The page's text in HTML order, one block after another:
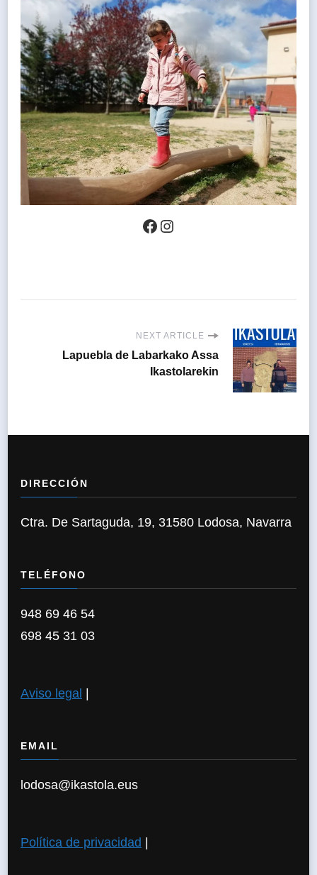
Facebook
Instagram
NEXT ARTICLE
Lapuebla de Labarkako Assa
Ikastolarekin
DIRECCIÓN
Ctra. De Sartaguda, 19, 31580 Lodosa, Navarra
TELÉFONO
948 69 46 54
698 45 31 03
Aviso legal
EMAIL
lodosa@ikastola.eus
Política de privacidad